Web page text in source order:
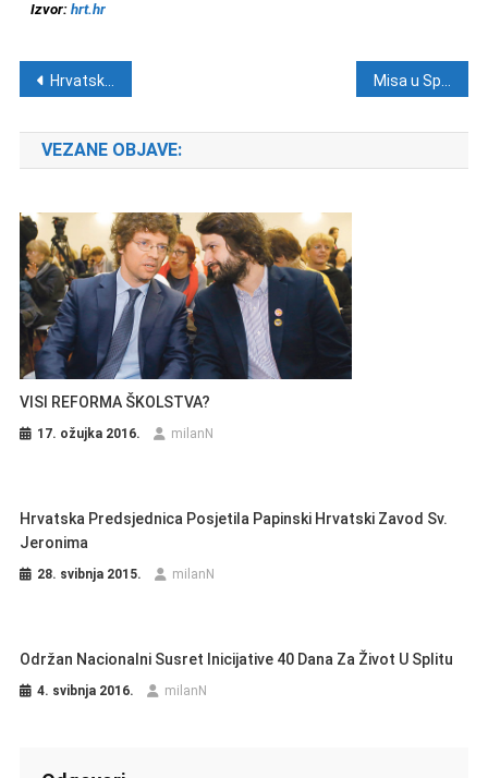
Izvor: hrt.hr
Navigacija objava
Hrvatsko slavlje na Zimskim paraolimpijskim igrama: Dino Sokolović zlatni u slalomu
VEZANE OBJAVE:
VISI REFORMA ŠKOLSTVA?
17. ožujka 2016. milanN
Hrvatska Predsjednica Posjetila Papinski Hrvatski Zavod Sv.
Jeronima
28. svibnja 2015. milanN
Održan Nacionalni Susret Inicijative 40 Dana Za Život U Splitu
4. svibnja 2016. milanN